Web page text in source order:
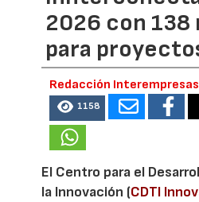
2026 con 138
para
Redacción Interempresas
1158
El Centro para el
la Innovación (CDTI